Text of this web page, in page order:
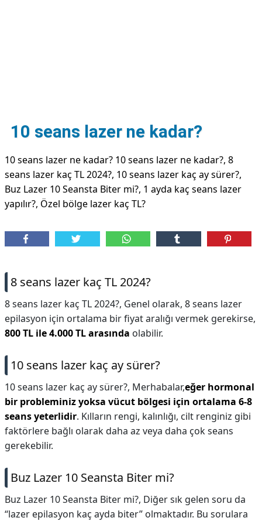
10 seans lazer ne kadar?
10 seans lazer ne kadar? 10 seans lazer ne kadar?, 8
seans lazer kaç TL 2024?, 10 seans lazer kaç ay sürer?,
Buz Lazer 10 Seansta Biter mi?, 1 ayda kaç seans lazer
yapılır?, Özel bölge lazer kaç TL?
8 seans lazer kaç TL 2024?
8 seans lazer kaç TL 2024?, Genel olarak, 8 seans lazer
epilasyon için ortalama bir fiyat aralığı vermek gerekirse,
800 TL ile 4.000 TL arasında olabilir.
10 seans lazer kaç ay sürer?
10 seans lazer kaç ay sürer?, Merhabalar,eğer hormonal
bir probleminiz yoksa vücut bölgesi için ortalama 6-8
seans yeterlidir. Kılların rengi, kalınlığı, cilt renginiz gibi
faktörlere bağlı olarak daha az veya daha çok seans
gerekebilir.
Buz Lazer 10 Seansta Biter mi?
Buz Lazer 10 Seansta Biter mi?, Diğer sık gelen soru da
“lazer epilasyon kaç ayda biter” olmaktadır. Bu sorulara